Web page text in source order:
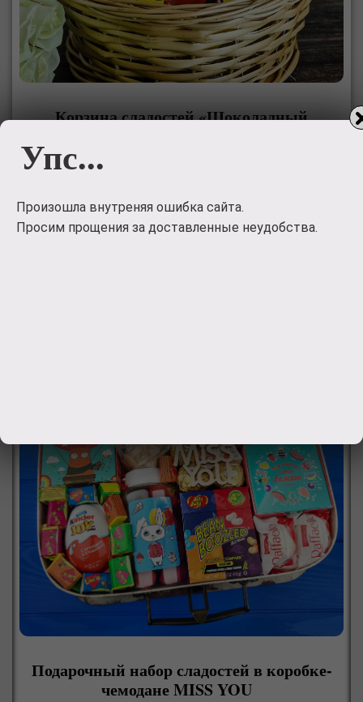
Корзина сладостей «Шоколадный
2000руб.
Подарочный набор сладостей в коробке-
чемодане MISS YOU
Упс...
Произошла внутреняя ошибка сайта.
Просим прощения за доставленные неудобства.